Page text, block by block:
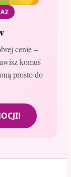
cenie –
komuś
prosto do